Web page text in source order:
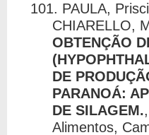
101. PAULA,
CHIARELLO,
OBTENÇÃO
DE
PARANOÁ:
DE SILAGEM.
Alimentos,